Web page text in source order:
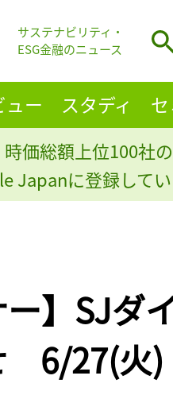
サステナビリティ・
ESG金融のニュース
ュー スタディ
時価総額上位100社
Japanに登録して
ー】SJダ
6/27(火)